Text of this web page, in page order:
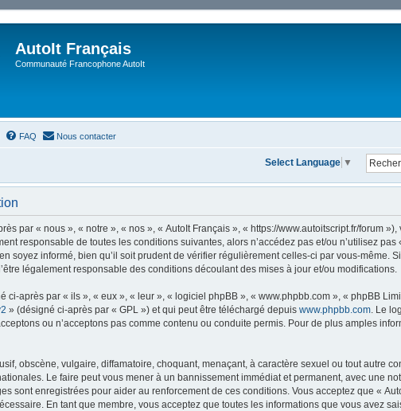
AutoIt Français
Communauté Francophone AutoIt
FAQ Nous contacter
Select Language ▼
par « nous », « notre », « nos », « AutoIt Français », « https://www.autoitscript.fr/forum
responsable de toutes les conditions suivantes, alors n’accédez pas et/ou n’utilisez
soyez informé, bien qu’il soit prudent de vérifier régulièrement celles-ci par vous-même.
légalement responsable des conditions découlant des mises à jour et/ou modifications.
ci-après par « ils », « eux », « leur », « logiciel phpBB », « www.phpbb.com », « phpBB
» (désigné ci-après par « GPL ») et qui peut être téléchargé depuis www.phpbb.com. Le
ou n’acceptons pas comme contenu ou conduite permis. Pour de plus amples
obscène, vulgaire, diffamatoire, choquant, menaçant, à caractère sexuel ou tout autre
Le faire peut vous mener à un bannissement immédiat et permanent, avec une
sont enregistrées pour aider au renforcement de ces conditions. Vous acceptez que «
En tant que membre, vous acceptez que toutes les informations que vous avez